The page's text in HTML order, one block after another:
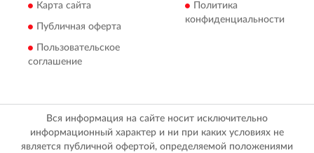
Карта сайта
Публичная оферта
Пользовательское
соглашение
Политика
конфиденциальности
Вся информация на сайте носит исключительно
информационный характер и ни при каких условиях не
является публичной офертой, определяемой положениями